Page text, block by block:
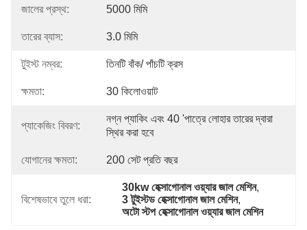
জালের প্রস্থ: 5000 মিমি
তারের ব্যাস: 3.0 মিমি
টুইস্ট নম্বর: তিনটি বাঁক/ পাঁচটি ক্রস
ক্ষমতা: 30 কিলোওয়াট
প্যাকেজিং বিবরণ:
নগ্ন প্যাকিং এবং 40 'পাত্রে লোহার তারের দ্বারা
স্থির করা হবে
যোগানের ক্ষমতা: 200 সেট প্রতি বছর
বিশেষভাবে তুলে ধরা:
30kw হেক্সাগোনাল ওয়্যার জাল মেশিন,
3 টুইস্টড হেক্সাগোনাল জাল মেশিন,
অটো স্টপ হেক্সাগোনাল ওয়্যার জাল মেশিন